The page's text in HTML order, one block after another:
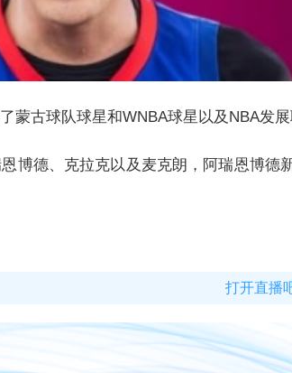
蒙古球队球星和WNBA球星以及NBA发展
博德、克拉克以及麦克朗，阿瑞恩博
打开直播